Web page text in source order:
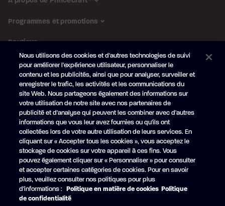
Programmes et promotions
Boutique
SUIVEZ-NOUS
Abonnez-vous à l'infolettre
Obtenez en primeur nosnouveautés et promotions
Votre
courriel
S'ABONNER
FacebookYouTube
Nous utilisons des cookies et d'autres technologies de suivi
pour améliorer l'expérience utilisateur, personnaliser le
contenu et les publicités, ainsi que pour analyser, surveiller et
enregistrer le trafic, les activités et les communications du
site Web. Nous partageons également des informations sur
votre utilisation de notre site avec nos partenaires de
publicité et d'analyse qui peuvent les combiner avec d'autres
informations que vous leur avez fournies ou qu'ils ont
collectées lors de votre autre utilisation de leurs services. En
cliquant sur « Accepter tous les cookies », vous acceptez le
stockage de cookies sur votre appareil à ces fins. Vous
pouvez également cliquer sur « Personnaliser » pour consulter
et accepter certaines catégories de cookies. Pour en savoir
plus, veuillez consulter nos politiques pour plus
d'informations : Politique en matière de cookies Politique
de confidentialité